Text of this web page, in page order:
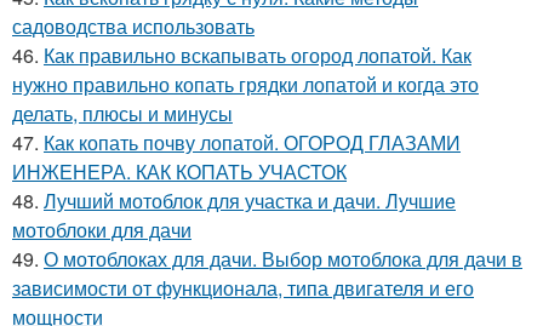
садоводства использовать
46. Как правильно вскапывать огород лопатой. Как
нужно правильно копать грядки лопатой и когда это
делать, плюсы и минусы
47. Как копать почву лопатой. ОГОРОД ГЛАЗАМИ
ИНЖЕНЕРА. КАК КОПАТЬ УЧАСТОК
48. Лучший мотоблок для участка и дачи. Лучшие
мотоблоки для дачи
49. О мотоблоках для дачи. Выбор мотоблока для дачи в
зависимости от функционала, типа двигателя и его
мощности